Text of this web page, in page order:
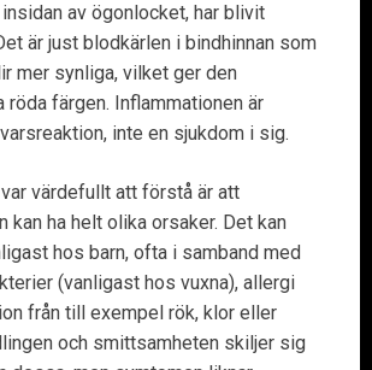
av ögonlocket, har blivit
är just blodkärlen i bindhinnan som
mer synliga, vilket ger den
färgen. Inflammationen är
inte en sjukdom i sig.
värdefullt att förstå är att
kan ha helt olika orsaker. Det kan
hos barn, ofta i samband med
(vanligast hos vuxna), allergi
från till exempel rök, klor eller
och smittsamheten skiljer sig